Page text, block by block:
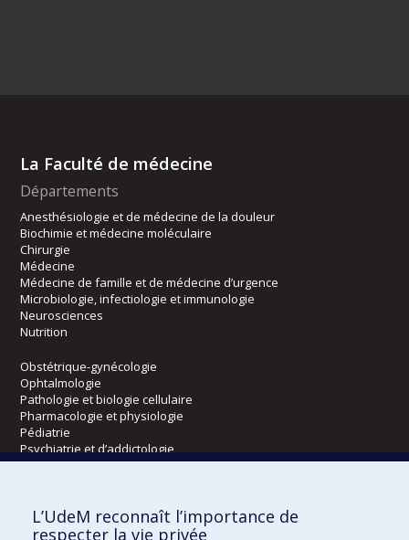
La Faculté de médecine
Départements
Anesthésiologie et de médecine de la douleur
Biochimie et médecine moléculaire
Chirurgie
Médecine
Médecine de famille et de médecine d’urgence
Microbiologie, infectiologie et immunologie
Neurosciences
Nutrition
Obstétrique-gynécologie
Ophtalmologie
Pathologie et biologie cellulaire
Pharmacologie et physiologie
Pédiatrie
Psychiatrie et d’addictologie
Radiologie, radio-oncologie et médecine nucléaire
Écoles
L’UdeM reconnaît l’importance de
respecter la vie privée